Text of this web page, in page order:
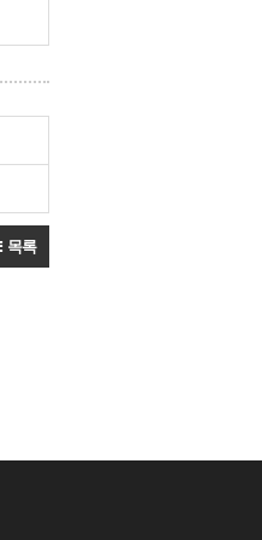
목록